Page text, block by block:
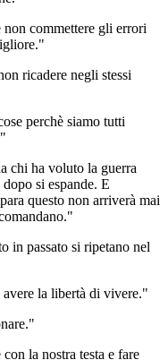
non commettere gli errori
ricadere negli stessi
perchè siamo tutti
chi ha voluto la guerra
si espande. E
questo non arriverà mai
mandano."
in passato si ripetano nel
la libertà di vivere."
la nostra testa e fare